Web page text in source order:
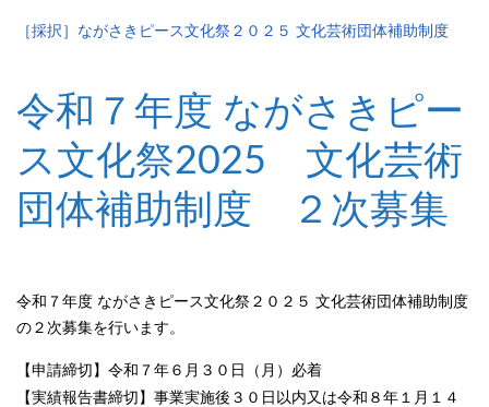
［採択］ながさきピース文化祭２０２５ 文化芸術団体補助制度
令和７年度 ながさきピー
ス文化祭2025 文化芸術
団体補助制度 ２次募集
令和７年度 ながさきピース文化祭２０２５ 文化芸術団体補助制度
の２次募集を行います。
【申請締切】令和７年６月３０日（月）必着
【実績報告書締切】事業実施後３０日以内又は令和８年１月１４